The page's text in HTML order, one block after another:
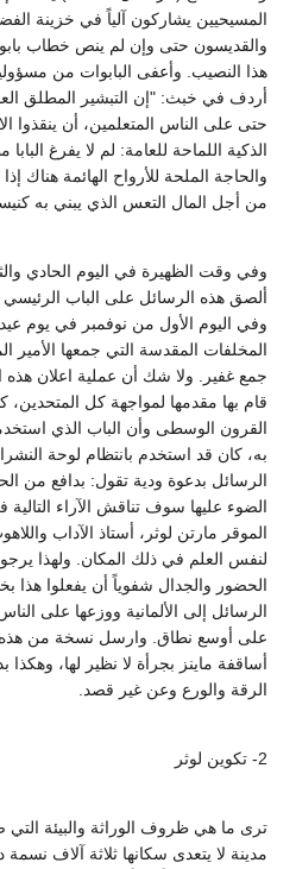
المسيحيين يشاركون آلياً في خزينة
والقديسون حتى وإن لم ينص خطاب
هذا النصيب. وأعفى البابوات من
أردف في خبث: "إن التبشير المطلق
حتى على الناس المتعلمين، أن ينقذوا
الذكية اللماحة للعامة: لم لا يفرغ
والحاجة الملحة للأرواح الهائمة هناك
من أجل المال التعس الذي يبني به كنيسة؟
ألصق هذه الرسائل على الباب الرئيسي
وفي اليوم الأول من نوفمبر في يوم
المخلفات المقدسة التي جمعها الأمير
جمع غفير. ولا شك أن عملية اعلان هذه
قام بها مقدمها لمواجهة كل
القرون الوسطى وأن الباب الذي
به، كان قد استخدم بانتظام لوحة
الرسائل بدعوة ودية تقول: بدافع من
الضوء عليها سوف تناقش الآراء
الموقر مارتن لوثر، أستاذ الآداب
لنفس العلم في ذلك المكان. ولهذا
الحضور والجدال شفوياً أن يفعلوا هذا
الرسائل إلى الألمانية ووزعها على
على أوسع نطاق. وارسل نسخة من هذه
أساقفة ماينز بجرأة لا نظير لها،
الرقة والورع وعن غير قصد.
2- تكوين لوثر
ترى ما هي ظروف الوراثة والبيئة
مدينة لا يتعدى سكانها ثلاثة آلاف نسمة